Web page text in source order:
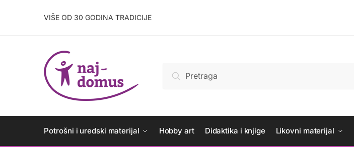
VIŠE OD 30 GODINA TRADICIJE
Pretraži
Potrošni i uredski materijal Hobby art Didaktika i knjige Likovni materijal